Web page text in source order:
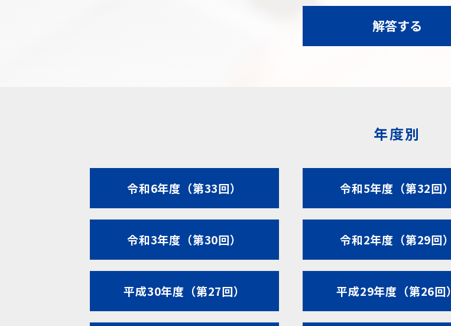
解答する
年度別
令和6年度（第33回） 令和5年度（第32回）
令和3年度（第30回） 令和2年度（第29回）
平成30年度（第27回） 平成29年度（第26回）